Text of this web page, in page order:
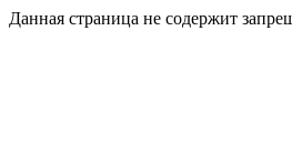
Данная страница не содержит